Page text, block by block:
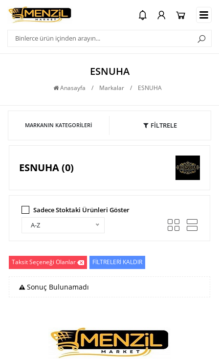
ESNUHA
Anasayfa / Markalar / ESNUHA
MARKANIN KATEGORILERI FİLTRELE
ESNUHA (0)
Sadece Stoktaki Ürünleri Göster
A-Z
Taksit Seçeneği Olanlar FİLTRELERİ KALDIR
Sonuç Bulunamadı